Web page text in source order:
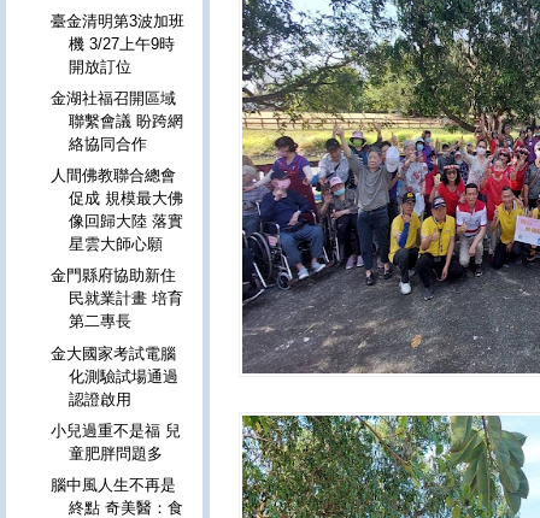
臺金清明第3波加班
機 3/27上午9時
開放訂位
金湖社福召開區域
聯繫會議 盼跨網
絡協同合作
人間佛教聯合總會
促成 規模最大佛
像回歸大陸 落實
星雲大師心願
金門縣府協助新住
民就業計畫 培育
第二專長
金大國家考試電腦
化測驗試場通過
認證啟用
小兒過重不是福 兒
童肥胖問題多
腦中風人生不再是
終點 奇美醫：食